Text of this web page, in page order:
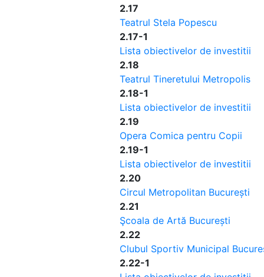
2.17
Teatrul Stela Popescu
2.17-1
Lista obiectivelor de investitii
2.18
Teatrul Tineretului Metropolis
2.18-1
Lista obiectivelor de investitii
2.19
Opera Comica pentru Copii
2.19-1
Lista obiectivelor de investitii
2.20
Circul Metropolitan București
2.21
Şcoala de Artă București
2.22
Clubul Sportiv Municipal
2.22-1